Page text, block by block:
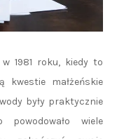
1981 roku, kiedy to
kwestie małżeńskie
były praktycznie
powodowało wiele